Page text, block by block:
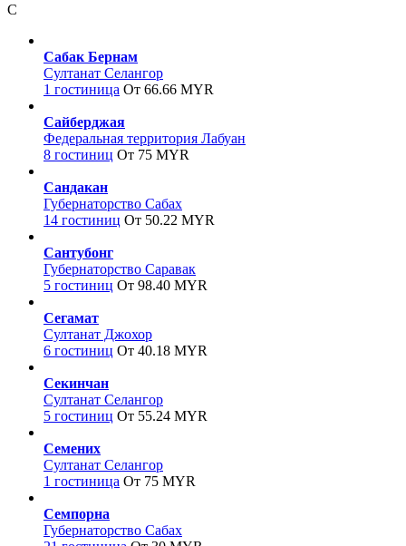
С
Сабак Бернам
Султанат Селангор
1 гостиница От 66.66 MYR
Сайберджая
Федеральная территория Лабуан
8 гостиниц От 75 MYR
Сандакан
Губернаторство Сабах
14 гостиниц От 50.22 MYR
Сантубонг
Губернаторство Саравак
5 гостиниц От 98.40 MYR
Сегамат
Султанат Джохор
6 гостиниц От 40.18 MYR
Секинчан
Султанат Селангор
5 гостиниц От 55.24 MYR
Семених
Султанат Селангор
1 гостиница От 75 MYR
Семпорна
Губернаторство Сабах